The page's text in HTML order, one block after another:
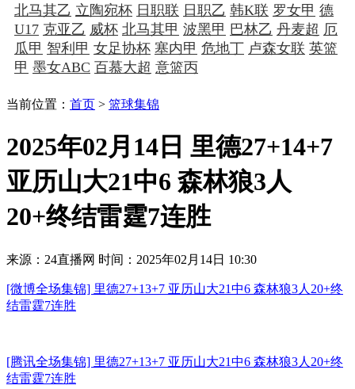
北马其乙 立陶宛杯 日职联 日职乙 韩K联 罗女甲 德
U17 克亚乙 威杯 北马其甲 波黑甲 巴林乙 丹麦超 厄
瓜甲 智利甲 女足协杯 塞内甲 危地丁 卢森女联 英篮
甲 墨女ABC 百慕大超 意篮丙
当前位置： 首页 > 篮球集锦
2025年02月14日 里德27+14+7
亚历山大21中6 森林狼3人
20+终结雷霆7连胜
来源：24直播网 时间：2025年02月14日 10:30
[微博全场集锦] 里德27+13+7 亚历山大21中6 森林狼3人20+终
结雷霆7连胜
[腾讯全场集锦] 里德27+13+7 亚历山大21中6 森林狼3人20+终
结雷霆7连胜